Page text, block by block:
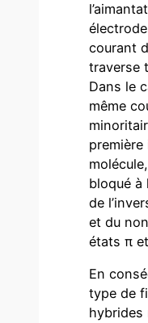
courant
traverse
Dans le
même
bloqué à
de
et du
états π
En
type de
hybrides